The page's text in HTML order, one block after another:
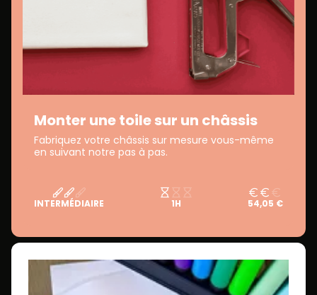
Monter une toile sur un châssis
Fabriquez votre châssis sur mesure vous-même
en suivant notre pas à pas.
INTERMÉDIAIRE 1H 54,05 €